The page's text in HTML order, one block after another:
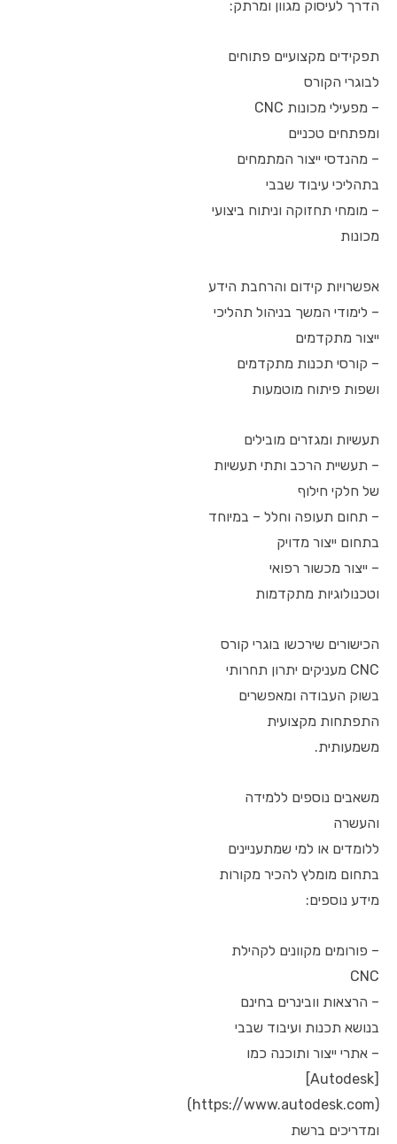
הדרך לעיסוק מגוון ומרתק:
תפקידים מקצועיים פתוחים
לבוגרי הקורס
– מפעילי מכונות CNC
ומפתחים טכניים
– מהנדסי ייצור המתמחים
בתהליכי עיבוד שבבי
– מומחי תחזוקה וניתוח ביצועי
מכונות
אפשרויות קידום והרחבת הידע
– לימודי המשך בניהול תהליכי
ייצור מתקדמים
– קורסי תכנות מתקדמים
ושפות פיתוח מוטמעות
תעשיות ומגזרים מובילים
– תעשיית הרכב ותתי תעשיות
של חלקי חילוף
– תחום תעופה וחלל – במיוחד
בתחום ייצור מדויק
– ייצור מכשור רפואי
וטכנולוגיות מתקדמות
הכישורים שירכשו בוגרי קורס
CNC מעניקים יתרון תחרותי
בשוק העבודה ומאפשרים
התפתחות מקצועית
משמעותית.
משאבים נוספים ללמידה
והעשרה
ללומדים או למי שמתעניינים
בתחום מומלץ להכיר מקורות
מידע נוספים:
– פורומים מקוונים לקהילת
CNC
– הרצאות וובינרים בחינם
בנושא תכנות ועיבוד שבבי
– אתרי ייצור ותוכנה כמו
[Autodesk]
(https://www.autodesk.com)
ומדריכים ברשת